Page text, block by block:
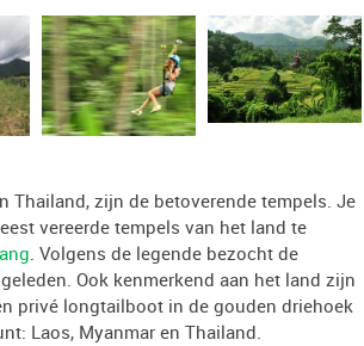
Thailand, zijn de betoverende tempels. Je
vereerde tempels van het land te
. Volgens de legende bezocht de
Ook kenmerkend aan het land zijn
privé longtailboot in de gouden driehoek
Laos, Myanmar en Thailand.